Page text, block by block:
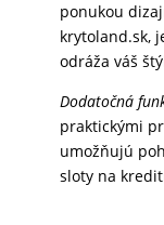
AUTOPRÍSLUŠENSTVO
DOMÁCNOSŤ
ponukou
krytoland.sk,
odráža váš
Dodatočná
praktickými
umožňujú
sloty na